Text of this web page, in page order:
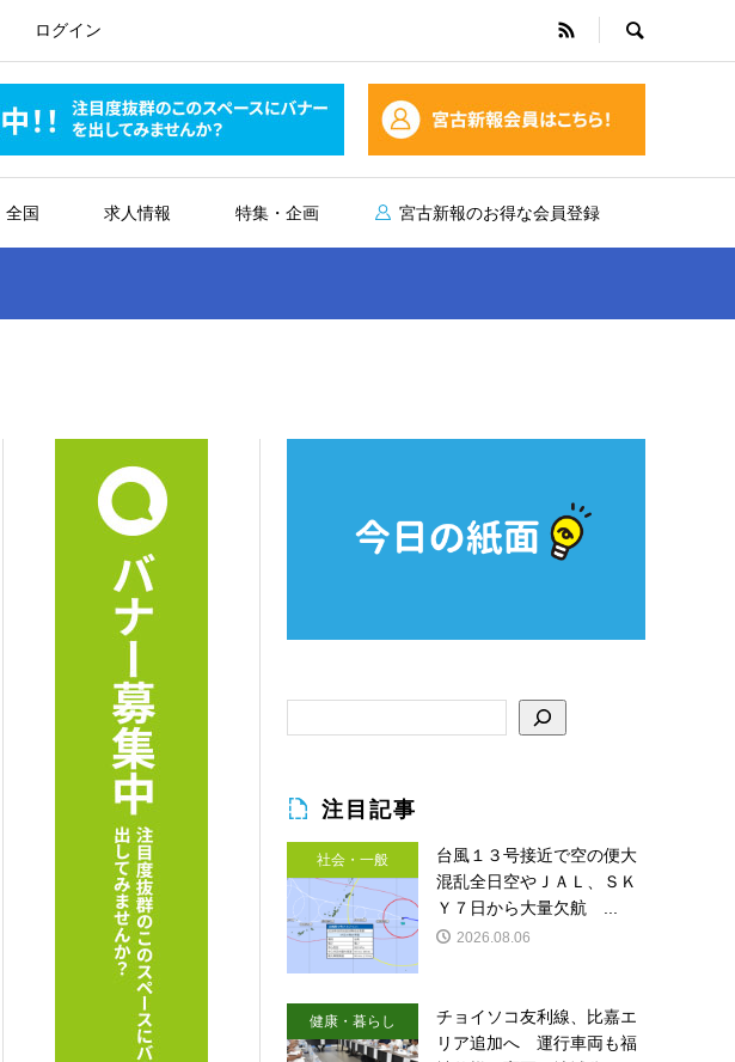
ログイン
全国 求人情報 特集・企画 宮古新報のお得な会員登録
注目記事
社会・一般
台風１３号接近で空の便大
混乱全日空やＪＡＬ、ＳＫ
Ｙ７日から大量欠航 ...
2026.08.06
健康・暮らし
チョイソコ友利線、比嘉エ
リア追加へ 運行車両も福